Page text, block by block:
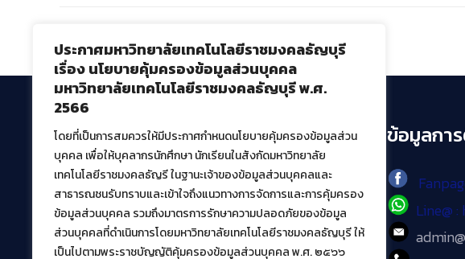
ประกาศมหาวิทยาลัยเทคโนโลยีราชมงคลธัญบุรี
เรื่อง นโยบายคุ้มครองข้อมูลส่วนบุคคล
มหาวิทยาลัยเทคโนโลยีราชมงคลธัญบุรี พ.ศ.
2566
โดยที่เป็นการสมควรให้มีประกาศกำหนดนโยบายคุ้มครองข้อมูลส่วน
บุคคล เพื่อให้บุคลากรนักศึกษา นักเรียนในสังกัดมหาวิทยาลัย
เทคโนโลยีราชมงคลธัญรี ในฐานะเจ้าของข้อมูลส่วนบุคคลและ
สาธารณชนรับทราบและเข้าใจถึงแนวทางการจัดการและการคุ้มครอง
ข้อมูลส่วนบุคคล รวมถึงมาตรการรักษาความปลอดภัยของข้อมูล
ส่วนบุคคลที่ดำเนินการโดยมหาวิทยาลัยเทคโนโลยีราชมงคลธัญบุรี ให้
เป็นไปตามพระราชบัญญัติคุ้มครองข้อมูลส่วนบุคคล พ.ศ. ๒๕๖๖
สำนักวิทยบริการและเทคโนโลยีสารสนเทศ
มหาวิทยาลัยเทคโนโลยีราชมงคลธัญบุรี
39 หมู่ที่ 1 ตำบลคลองหก อำเภอคลองหลวง จังหวัด
ปทุมธานี 12120
เผยแพร่ข้อมูลโดย.บุคลากร สวส.
สร้างและพัฒนาโดย.
ข้อมูลกา
Line@